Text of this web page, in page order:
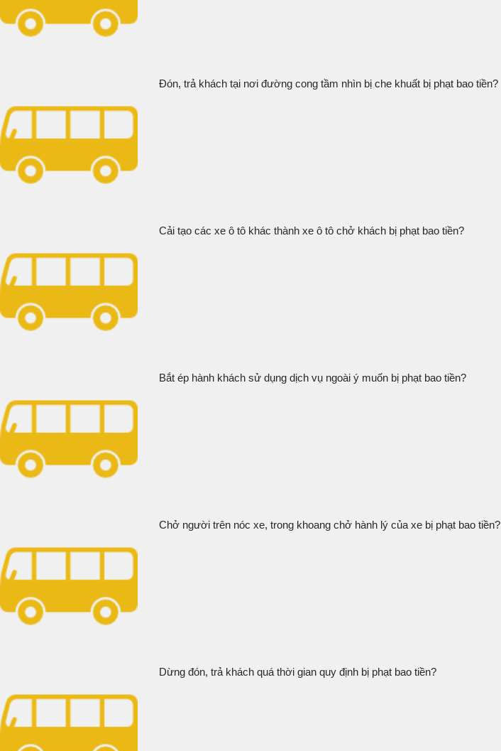
Đón, trả khách tại nơi đường cong tầm nhìn bị che khuất bị phạt bao tiền?
Cải tạo các xe ô tô khác thành xe ô tô chở khách bị phạt bao tiền?
Bắt ép hành khách sử dụng dịch vụ ngoài ý muốn bị phạt bao tiền?
Chở người trên nóc xe, trong khoang chở hành lý của xe bị phạt bao tiền?
Dừng đón, trả khách quá thời gian quy định bị phạt bao tiền?